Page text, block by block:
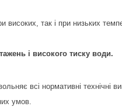
високих, так і при низьких
і високого тиску води.
всі нормативні технічні
умов.